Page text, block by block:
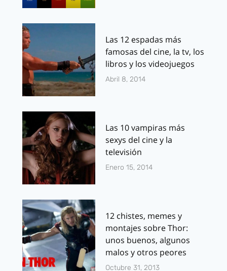
Las 12 espadas más
famosas del cine, la tv, los
libros y los videojuegos
Abril 8, 2014
Las 10 vampiras más
sexys del cine y la
televisión
Enero 15, 2014
12 chistes, memes y
montajes sobre Thor:
unos buenos, algunos
malos y otros peores
Octubre 31, 2013